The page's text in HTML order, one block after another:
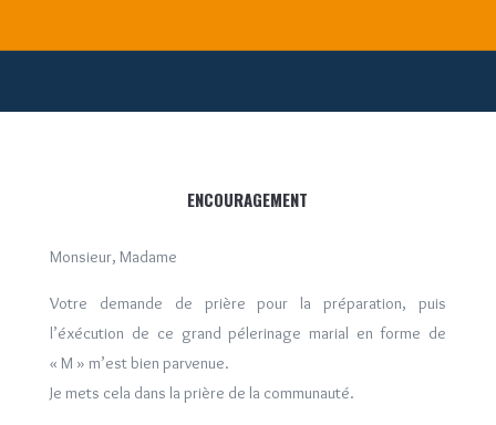
ENCOURAGEMENT
Monsieur, Madame
Votre demande de prière pour la préparation, puis
l’éxécution de ce grand pélerinage marial en forme de
« M » m’est bien parvenue.
Je mets cela dans la prière de la communauté.